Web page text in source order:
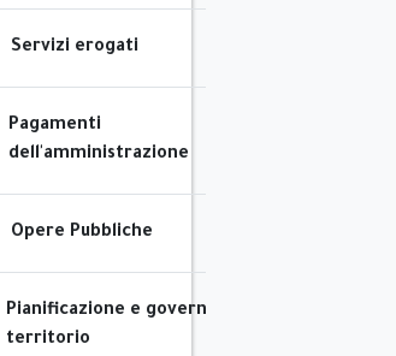
Servizi erogati
Pagamenti
dell'amministrazione
Opere Pubbliche
Pianificazione e governo del
territorio